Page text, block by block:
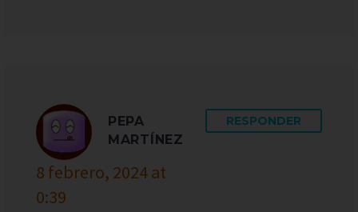
PEPA
MARTÍNEZ
8 febrero, 2024 at
0:39
RESPONDER